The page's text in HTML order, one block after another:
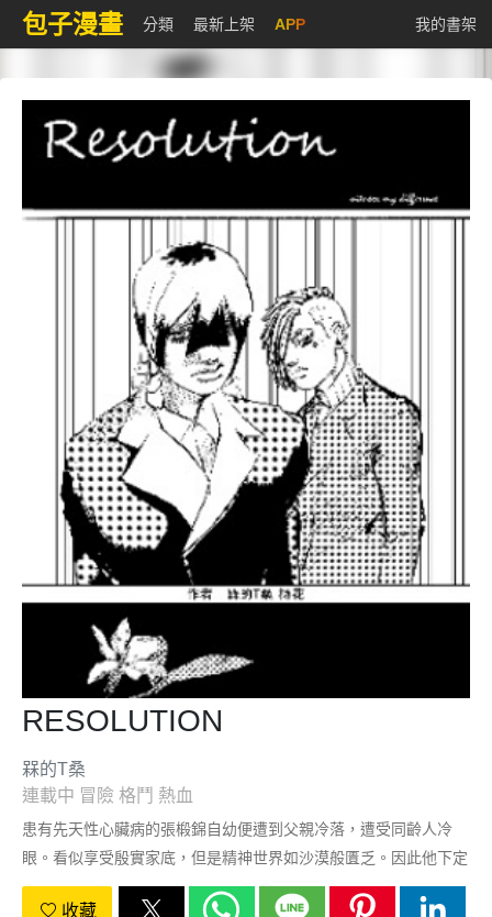
包子漫畫 分類 最新上架 APP 我的書架
RESOLUTION
槑的T桑
連載中 冒險 格鬥 熱血
患有先天性心臟病的張椴錦自幼便遭到父親冷落，遭受同齡人冷
眼。看似享受殷實家底，但是精神世界如沙漠般匱乏。因此他下定
決心，自救。從書籍的知識與內心對健康和自由的渴求中汲取力
收藏